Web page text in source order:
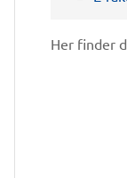
Her finder